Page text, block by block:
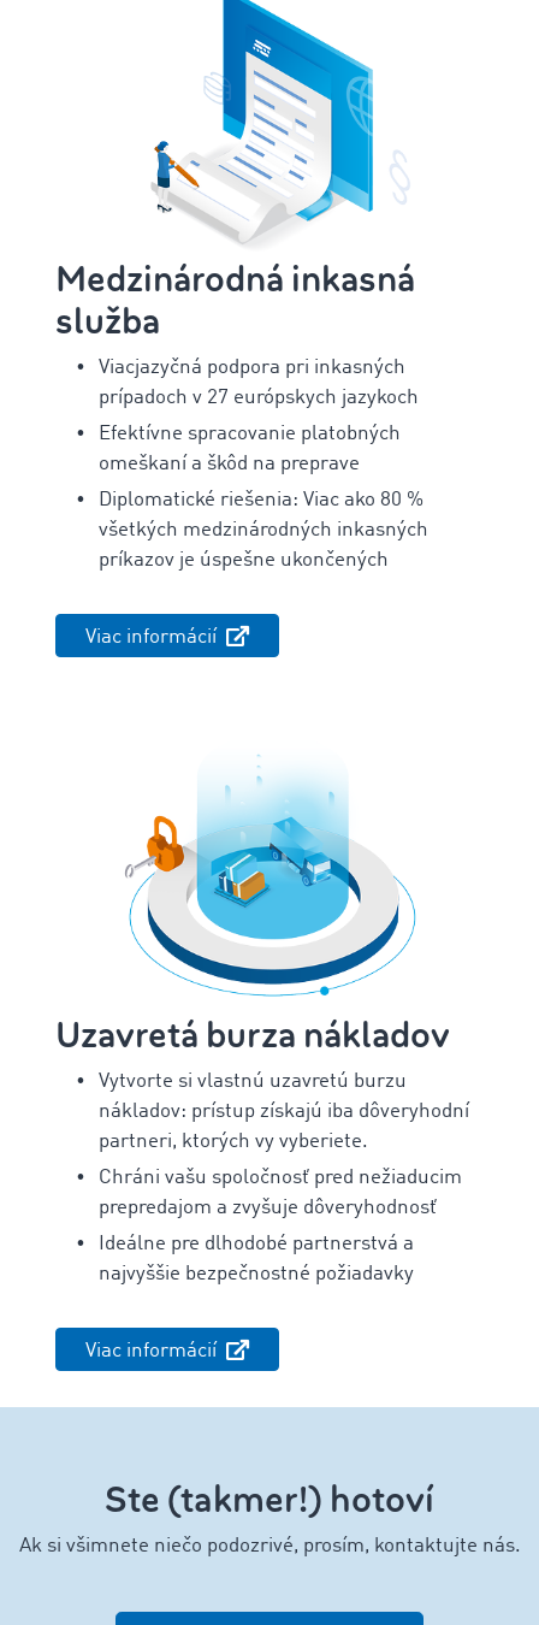
Medzinárodná inkasná
služba
Viacjazyčná podpora pri inkasných
prípadoch v 27 európskych jazykoch
Efektívne spracovanie platobných
omeškaní a škôd na preprave
Diplomatické riešenia: Viac ako 80 %
všetkých medzinárodných inkasných
príkazov je úspešne ukončených
Viac informácií
Uzavretá burza nákladov
Vytvorte si vlastnú uzavretú burzu
nákladov: prístup získajú iba dôveryhodní
partneri, ktorých vy vyberiete.
Chráni vašu spoločnosť pred nežiaducim
prepredajom a zvyšuje dôveryhodnosť
Ideálne pre dlhodobé partnerstvá a
najvyššie bezpečnostné požiadavky
Viac informácií
Ste (takmer!) hotoví
Ak si všimnete niečo podozrivé, prosím, kontaktujte nás.